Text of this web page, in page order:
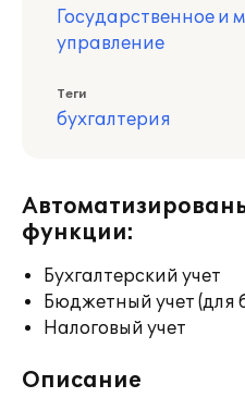
Государственное и
управление
Теги
бухгалтерия
функции:
Бухгалтерский учет
Бюджетный учет
Налоговый учет
Описание